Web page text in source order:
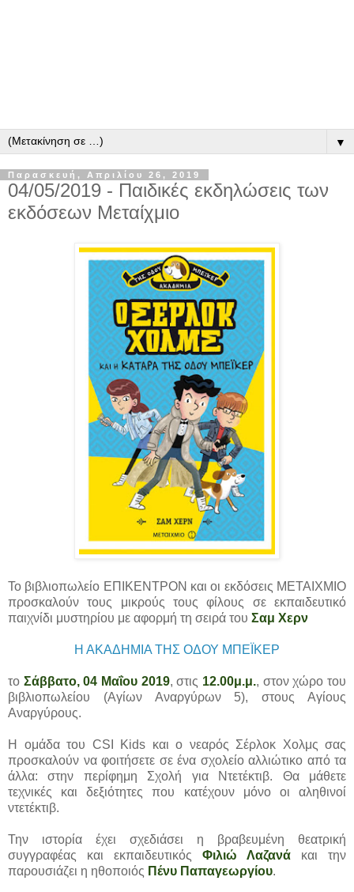
▼
Παρασκευή, Απριλίου 26, 2019
04/05/2019 - Παιδικές εκδηλώσεις των
εκδόσεων Μεταίχμιο
Το βιβλιοπωλείο ΕΠΙΚΕΝΤΡΟΝ και οι εκδόσεις ΜΕΤΑΙΧΜΙΟ
προσκαλούν τους μικρούς τους φίλους σε εκπαιδευτικό
παιχνίδι μυστηρίου με αφορμή τη σειρά του Σαμ Χερν
Η ΑΚΑΔΗΜΙΑ ΤΗΣ ΟΔΟΥ ΜΠΕΪΚΕΡ
το Σάββατο, 04 Μαΐου 2019, στις 12.00μ.μ., στον χώρο του
βιβλιοπωλείου (Αγίων Αναργύρων 5), στους Αγίους
Αναργύρους.
Η ομάδα του CSI Kids και ο νεαρός Σέρλοκ Χολμς σας
προσκαλούν να φοιτήσετε σε ένα σχολείο αλλιώτικο από τα
άλλα: στην περίφημη Σχολή για Ντετέκτιβ. Θα μάθετε
τεχνικές και δεξιότητες που κατέχουν μόνο οι αληθινοί
ντετέκτιβ.
Την ιστορία έχει σχεδιάσει η βραβευμένη θεατρική
συγγραφέας και εκπαιδευτικός Φιλιώ Λαζανά και την
παρουσιάζει η ηθοποιός Πένυ Παπαγεωργίου.